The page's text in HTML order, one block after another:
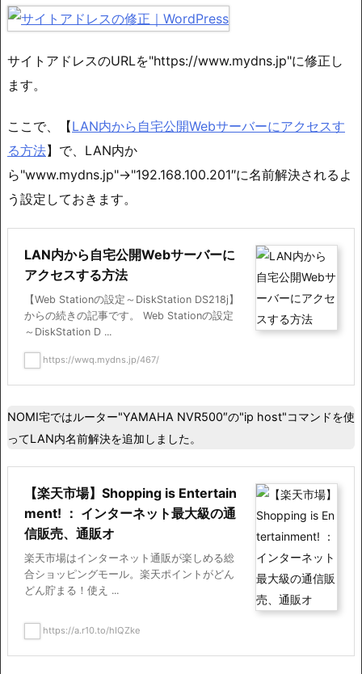
サイトアドレスのURLを"https://www.mydns.jp"に修正し
ます。
ここで、【LAN内から自宅公開Webサーバーにアクセスす
る方法】で、LAN内か
ら"www.mydns.jp"→"192.168.100.201″に名前解決されるよ
う設定しておきます。
LAN内から自宅公開Webサーバーに
アクセスする方法
【Web Stationの設定～DiskStation DS218j】
からの続きの記事です。 Web Stationの設定
～DiskStation D ...
https://wwq.mydns.jp/467/
NOMI宅ではルーター"YAMAHA NVR500″の"ip host"コマンドを使
ってLAN内名前解決を追加しました。
【楽天市場】Shopping is Entertain
ment! ： インターネット最大級の通
信販売、通販オ
楽天市場はインターネット通販が楽しめる総
合ショッピングモール。楽天ポイントがどん
どん貯まる！使え ...
https://a.r10.to/hIQZke